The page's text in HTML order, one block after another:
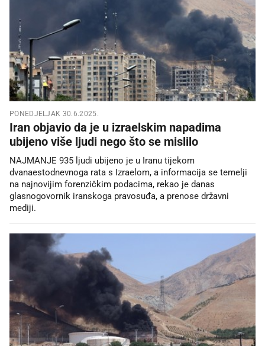
PONEDJELJAK 30.6.2025.
Iran objavio da je u izraelskim napadima
ubijeno više ljudi nego što se mislilo
NAJMANJE 935 ljudi ubijeno je u Iranu tijekom
dvanaestodnevnoga rata s Izraelom, a informacija se temelji
na najnovijim forenzičkim podacima, rekao je danas
glasnogovornik iranskoga pravosuđa, a prenose državni
mediji.